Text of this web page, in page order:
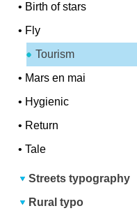
• Birth of stars
• Fly
Tourism
• Mars en mai
• Hygienic
• Return
•Tale
Streets typography
Rural typo